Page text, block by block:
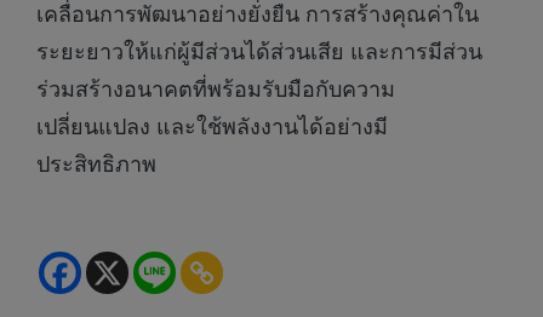
เคลื่อนการพัฒนาอย่างยั่งยืน การสร้างคุณค่าใน
ระยะยาวให้แก่ผู้มีส่วนได้ส่วนเสีย และการมีส่วน
ร่วมสร้างอนาคตที่พร้อมรับมือกับความ
เปลี่ยนแปลง และใช้พลังงานได้อย่างมี
ประสิทธิภาพ